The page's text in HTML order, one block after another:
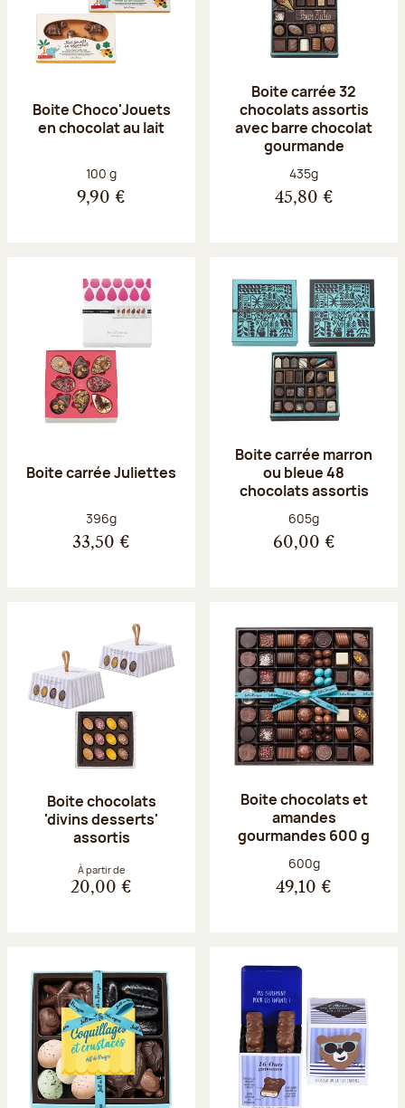
Boite Choco'Jouets
en chocolat au lait
Poids net :
100 g
9,90 €
Boite carrée 32
chocolats assortis
avec barre chocolat
gourmande
Poids net :
435g
45,80 €
Boite carrée Juliettes
Poids net :
396g
33,50 €
Boite carrée marron
ou bleue 48
chocolats assortis
Poids net :
605g
60,00 €
Boite chocolats
'divins desserts'
assortis
À partir de
20,00 €
Boite chocolats et
amandes
gourmandes 600 g
Poids net :
600g
49,10 €